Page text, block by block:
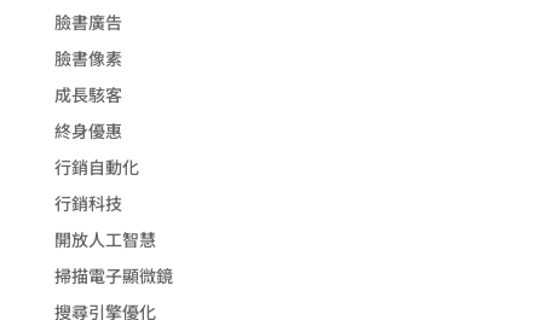
臉書廣告
臉書像素
成長駭客
終身優惠
行銷自動化
行銷科技
開放人工智慧
掃描電子顯微鏡
搜尋引擎優化